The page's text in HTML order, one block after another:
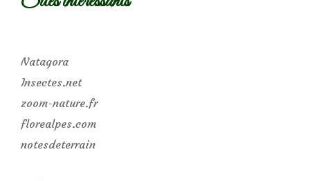
Natagora
Insectes.net
zoom-nature.fr
florealpes.com
notesdeterrain